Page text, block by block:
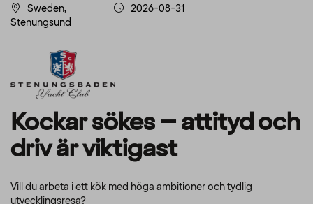
Sweden,
Stenungsund
2026-08-31
Kockar sökes – attityd och
driv är viktigast
Vill du arbeta i ett kök med höga ambitioner och tydlig
utvecklingsresa?